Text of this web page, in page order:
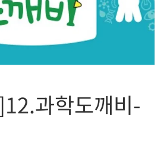
과학도깨비-